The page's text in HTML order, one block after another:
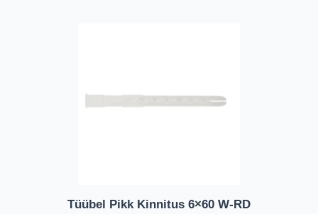
Tüübel Pikk Kinnitus 6×60 W-RD